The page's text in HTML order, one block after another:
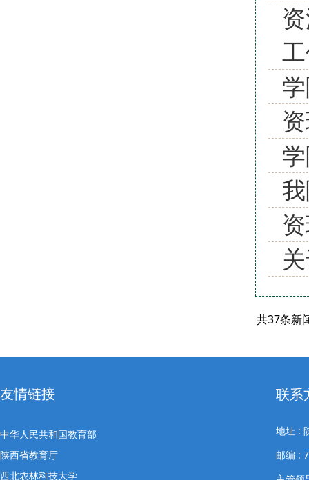
共37条新
友情链接
中华人民共和国教育部
陕西省教育厅
西北农林科技大学
联系
地址 :
邮编 :